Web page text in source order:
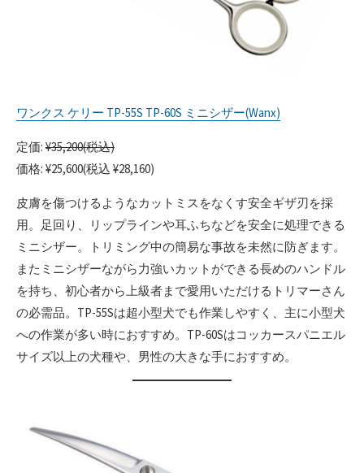
ワンクス ケリー TP-55S TP-60S ミニシザー(Wanx)
定価: ¥35,200(税込)
価格: ¥25,600(税込 ¥28,160)
皮膚を傷つけるようなカットミスをなくす安全ギザ刃を採
用。足回り、リップラインや耳ふちなどを安全に処理できる
ミニシザー。トリミング中の簡易な事故を未然に防ぎます。
またミニシザーながら力強いカットができる長めのハンドル
を持ち、初心者から上級者まで愛用いただけるトリマーさん
の必需品。TP-55Sは超小型犬でも作業しやすく、主に小型犬
への作業が多い時におすすめ。TP-60Sはコッカースパニエル
サイズ以上の犬種や、男性の大きな手におすすめ。